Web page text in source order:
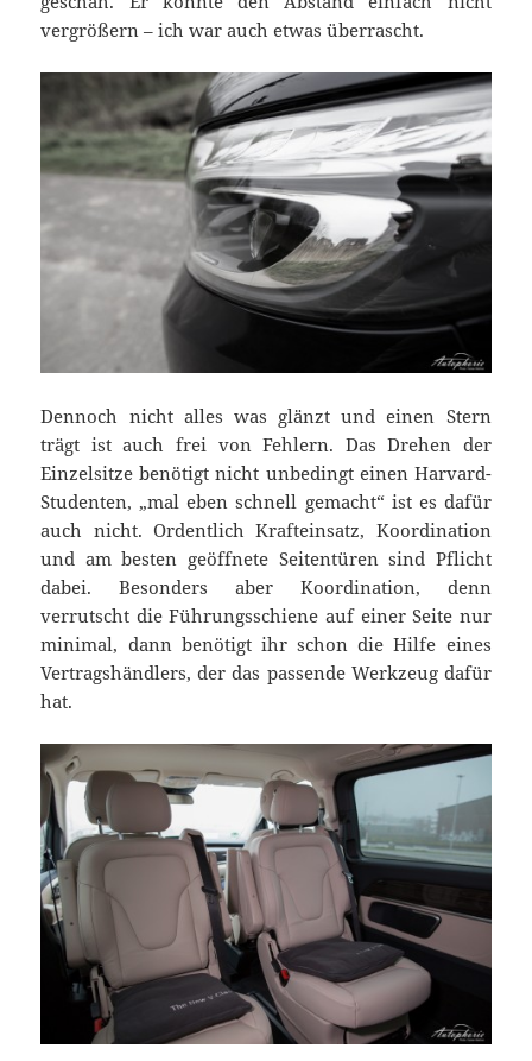
vergrößern – ich war auch etwas überrascht.
Dennoch nicht alles was glänzt und einen Stern
trägt ist auch frei von Fehlern. Das Drehen der
Einzelsitze benötigt nicht unbedingt einen Harvard-
Studenten, „mal eben schnell gemacht“ ist es dafür
auch nicht. Ordentlich Krafteinsatz, Koordination
und am besten geöffnete Seitentüren sind Pflicht
dabei. Besonders aber Koordination, denn
verrutscht die Führungsschiene auf einer Seite nur
minimal, dann benötigt ihr schon die Hilfe eines
Vertragshändlers, der das passende Werkzeug dafür
hat.